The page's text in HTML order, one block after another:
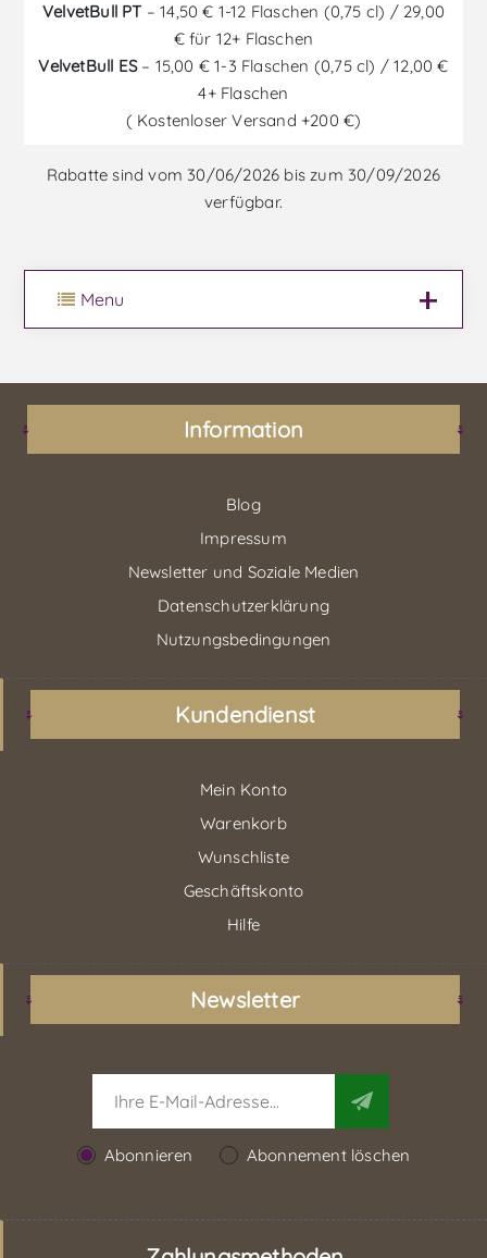
VelvetBull PT – 14,50 € 1-12 Flaschen (0,75 cl) / 29,00
€ für 12+ Flaschen
VelvetBull ES– 15,00 € 1-3 Flaschen (0,75 cl) / 12,00 €
4+ Flaschen
( Kostenloser Versand +200 €)
Rabatte sind vom 30/06/2026 bis zum 30/09/2026
verfügbar.
Menu
Information
Blog
Impressum
Newsletter und Soziale Medien
Datenschutzerklärung
Nutzungsbedingungen
Kundendienst
Mein Konto
Warenkorb
Wunschliste
Geschäftskonto
Hilfe
Newsletter
Abonnieren Abonnement löschen